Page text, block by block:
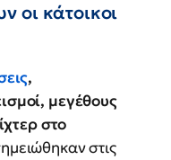
οι κάτοικοι
,
μεγέθους
στο
στις